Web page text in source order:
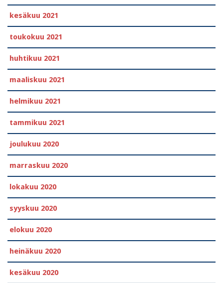
kesäkuu 2021
toukokuu 2021
huhtikuu 2021
maaliskuu 2021
helmikuu 2021
tammikuu 2021
joulukuu 2020
marraskuu 2020
lokakuu 2020
syyskuu 2020
elokuu 2020
heinäkuu 2020
kesäkuu 2020